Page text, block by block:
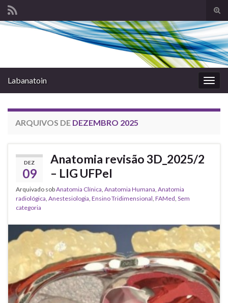
de
Search for:
Labanatoin
ARQUIVOS DE DEZEMBRO 2025
DEZ
09
Anatomia revisão 3D_2025/2
– LIG UFPel
Arquivado sobAnatomia Clínica, Anatomia Humana, Anatomia
radiológica, Anestesiologia, Ensino Tridimensional, FAMed, Sem
categoria